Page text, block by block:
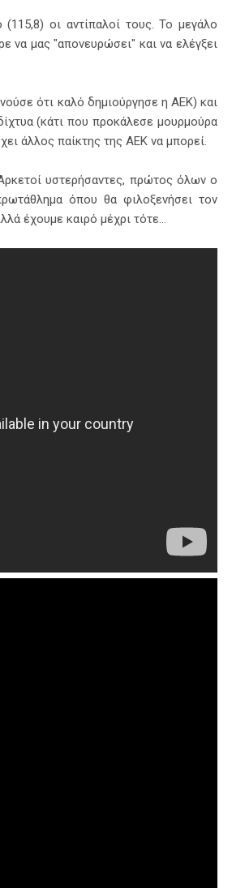
οι αντίπαλοί τους. Το μεγάλο
να μας "απονευρώσει" και να ελέγξει
ότι καλό δημιούργησε η ΑΕΚ) και
(κάτι που προκάλεσε μουρμούρα
άλλος παίκτης της ΑΕΚ να μπορεί.
υστερήσαντες, πρώτος όλων ο
όπου θα φιλοξενήσει τον
έχουμε καιρό μέχρι τότε...